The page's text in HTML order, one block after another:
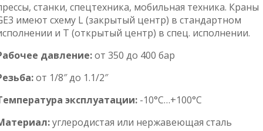
станки, спецтехника, мобильная техника. Краны
имеют схему L (закрытый центр) в стандартном
и T (открытый центр) в спец. исполнении.
давление:от 350 до 400 бар
от 1/8″ до 1.1/2″
эксплуатации: -10°С…+100°С
углеродистая или нержавеющая сталь